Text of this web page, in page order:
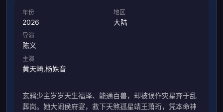
年份
2026
地区
大陆
导演
陈义
主演
黄天崎,杨姝音
玄鸦少主岁岁天生福泽、能通百兽，却被误作灾星弃于乱
葬岗。她大闹侯府宴，救下天煞孤星靖王萧珩，凭本命神